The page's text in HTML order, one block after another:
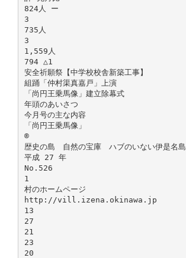
824人 ー
3
735人
3
1,559人
794 △1
安全祈願祭【中学校校舎新築工事】
組踊「仲村渠真嘉戸」上演
「尚円王乗馬像」建立除幕式
年頭のあいさつ
今月号の主な内容
「尚円王乗馬像」
®
歴史の島 自然の宝庫 ハブのいない伊是名島
平成 27 年
No.526
1
村のホームページ
http://vill.izena.okinawa.jp
13
27
21
23
20